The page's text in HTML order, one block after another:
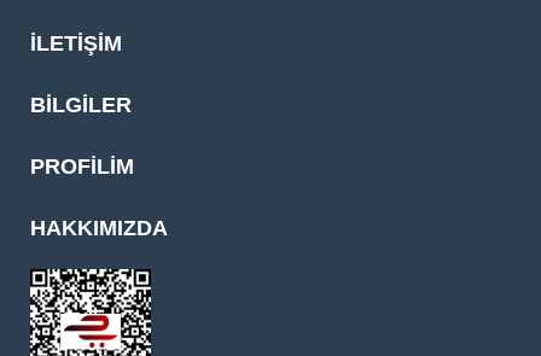
İLETIŞIM
BILGILER
PROFILIM
HAKKIMIZDA